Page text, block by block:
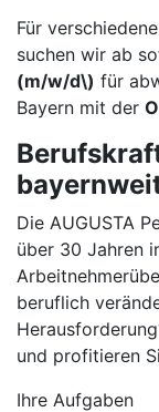
Für
suchen wir ab
(m/w/d\) für
Bayern mit der
Die AUGUSTA
über 30 Jahren
beruflich
und profitieren
Ihre Aufgaben